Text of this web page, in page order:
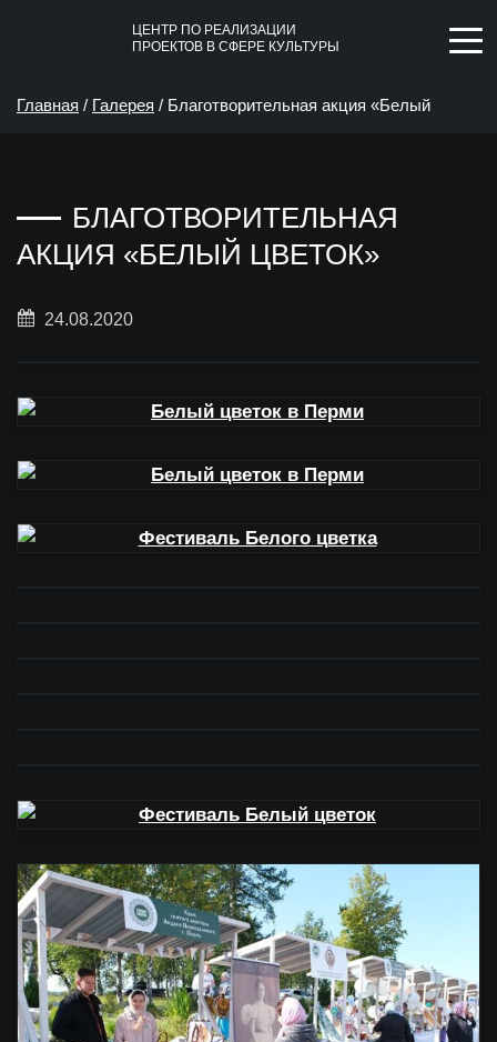
ЦЕНТР ПО РЕАЛИЗАЦИИ
ПРОЕКТОВ В СФЕРЕ КУЛЬТУРЫ
Главная / Галерея / Благотворительная акция «Белый
БЛАГОТВОРИТЕЛЬНАЯ
АКЦИЯ «БЕЛЫЙ ЦВЕТОК»
24.08.2020